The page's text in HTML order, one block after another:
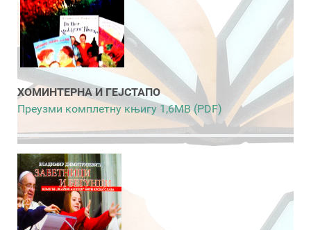
ХОМИНТЕРНА И ГЕЈСТАПО
Преузми комплетну књигу 1,6MB (PDF)